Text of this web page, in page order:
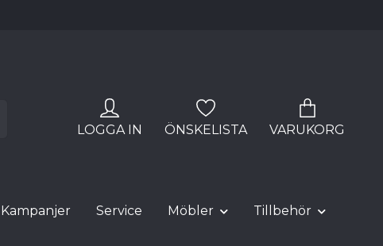
LOGGA IN ÖNSKELISTA VARUKORG
Kampanjer Service Möbler
Tillbehör